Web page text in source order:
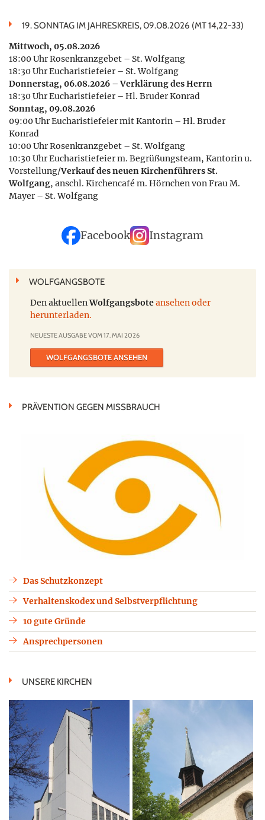
19. SONNTAG IM JAHRESKREIS, 09.08.2026 (MT 14,22-33)
Mittwoch, 05.08.2026
18:00 Uhr Rosenkranzgebet – St. Wolfgang
18:30 Uhr Eucharistiefeier – St. Wolfgang
Donnerstag, 06.08.2026 – Verklärung des Herrn
18:30 Uhr Eucharistiefeier – Hl. Bruder Konrad
Sonntag, 09.08.2026
09:00 Uhr Eucharistiefeier mit Kantorin – Hl. Bruder
Konrad
10:00 Uhr Rosenkranzgebet – St. Wolfgang
10:30 Uhr Eucharistiefeier m. Begrüßungsteam, Kantorin u.
Vorstellung/Verkauf des neuen Kirchenführers St.
Wolfgang, anschl. Kirchencafé m. Hörnchen von Frau M.
Mayer – St. Wolfgang
Facebook Instagram
WOLFGANGSBOTE
Den aktuellenWolfgangsboteansehen oder
herunterladen.
NEUESTE AUSGABE VOM 17. MAI 2026
WOLFGANGSBOTE ANSEHEN
PRÄVENTION GEGEN MISSBRAUCH
Das Schutzkonzept
Verhaltenskodex und Selbstverpflichtung
10 gute Gründe
Ansprechpersonen
UNSERE KIRCHEN